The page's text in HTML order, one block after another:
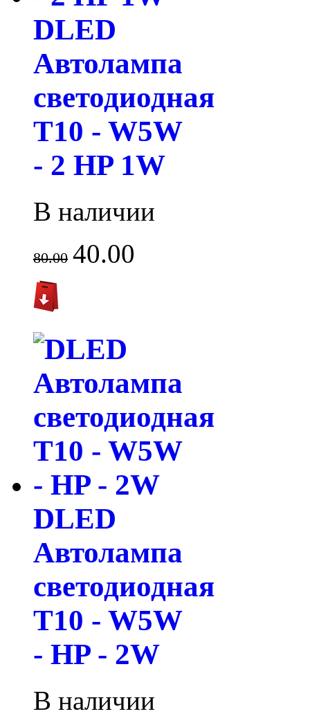
DLED
Автолампа
светодиодная
T10 - W5W
- 2 HP 1W
В наличии
80.00 40.00
DLED
Автолампа
светодиодная
T10 - W5W
- HP - 2W
В наличии